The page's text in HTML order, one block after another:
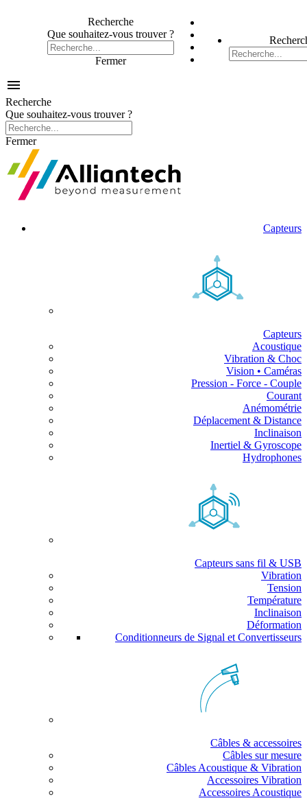
Recherche
Que souhaitez-vous trouver ?
Fermer

Recherche
Que souhaitez-vous trouver ?
Fermer
Capteurs
Capteurs
Acoustique
Vibration & Choc
Vision • Caméras
Pression - Force - Couple
Courant
Anémométrie
Déplacement & Distance
Inclinaison
Inertiel & Gyroscope
Hydrophones
Capteurs sans fil & USB
Vibration
Tension
Température
Inclinaison
Déformation
Conditionneurs de Signal et Convertisseurs
Câbles & accessoires
Câbles sur mesure
Câbles Acoustique & Vibration
Accessoires Vibration
Accessoires Acoustique